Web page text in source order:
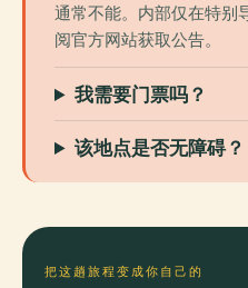
通常不能。内部仅在特
阅官方网站获取公告。
我需要门票吗？
该地点是否无障碍？
把这趟旅程变成你自己的